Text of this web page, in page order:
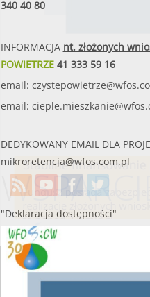
340 40 80
INFORMACJA nt. złożonych
POWIETRZE41 333 59 16
email:
email:
DEDYKOWANY EMAIL DLA
mikroretencja@wfos.com.pl
"Deklaracja dostępności"